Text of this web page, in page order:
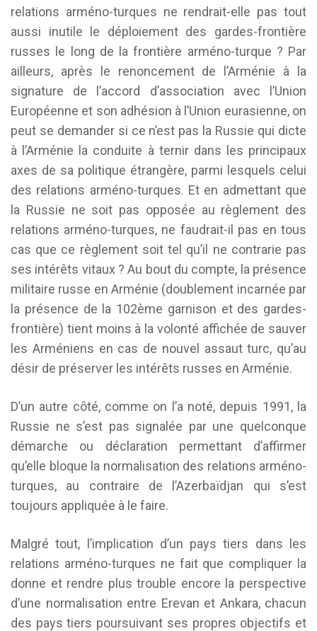
relations arméno-turques ne rendrait-elle pas tout
aussi inutile le déploiement des gardes-frontière
russes le long de la frontière arméno-turque ? Par
ailleurs, après le renoncement de l’Arménie à la
signature de l’accord d’association avec l’Union
Européenne et son adhésion à l’Union eurasienne, on
peut se demander si ce n’est pas la Russie qui dicte
à l’Arménie la conduite à ternir dans les principaux
axes de sa politique étrangère, parmi lesquels celui
des relations arméno-turques. Et en admettant que
la Russie ne soit pas opposée au règlement des
relations arméno-turques, ne faudrait-il pas en tous
cas que ce règlement soit tel qu’il ne contrarie pas
ses intérêts vitaux ? Au bout du compte, la présence
militaire russe en Arménie (doublement incarnée par
la présence de la 102ème garnison et des gardes-
frontière) tient moins à la volonté affichée de sauver
les Arméniens en cas de nouvel assaut turc, qu’au
désir de préserver les intérêts russes en Arménie.
D’un autre côté, comme on l’a noté, depuis 1991, la
Russie ne s’est pas signalée par une quelconque
démarche ou déclaration permettant d’affirmer
qu’elle bloque la normalisation des relations arméno-
turques, au contraire de l’Azerbaïdjan qui s’est
toujours appliquée à le faire.
Malgré tout, l’implication d’un pays tiers dans les
relations arméno-turques ne fait que compliquer la
donne et rendre plus trouble encore la perspective
d’une normalisation entre Erevan et Ankara, chacun
des pays tiers poursuivant ses propres objectifs et